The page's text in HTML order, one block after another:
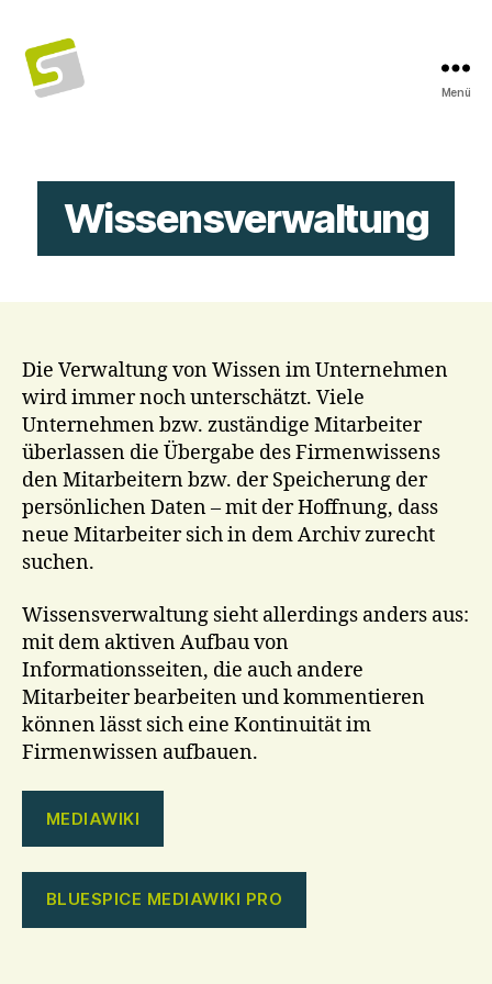
Menü
Wissensverwaltung
Die Verwaltung von Wissen im Unternehmen
wird immer noch unterschätzt. Viele
Unternehmen bzw. zuständige Mitarbeiter
überlassen die Übergabe des Firmenwissens
den Mitarbeitern bzw. der Speicherung der
persönlichen Daten – mit der Hoffnung, dass
neue Mitarbeiter sich in dem Archiv zurecht
suchen.
Wissensverwaltung sieht allerdings anders aus:
mit dem aktiven Aufbau von
Informationsseiten, die auch andere
Mitarbeiter bearbeiten und kommentieren
können lässt sich eine Kontinuität im
Firmenwissen aufbauen.
MEDIAWIKI
BLUESPICE MEDIAWIKI PRO